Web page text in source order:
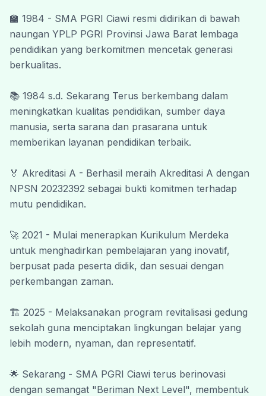
serta membentuk peserta didik yang
berakhlak mulia, mandiri, kreatif, dan siap
menghadapi tantangan masa depan.
Kami menyadari bahwa kemajuan pendidikan
kerja sama dari berbagai pihak. Oleh karena
itu, kami mengucapkan terima kasih kepada
seluruh guru, tenaga kependidikan, peserta
didik, orang tua, komite sekolah, alumni, dan
kontribusi terbaik bagi kemajuan SMA PGRI
Ciawi.
Akhir kata, semoga website ini dapat
jembatan komunikasi yang efektif antara
sekolah dan masyarakat.
Wassalamu’alaikum Warahmatullahi
#SmapiBeriman #SmapiNextLevel
🏫 1984 - SMA PGRI Ciawi resmi didirikan di bawah
naungan YPLP PGRI Provinsi Jawa Barat lembaga
pendidikan yang berkomitmen mencetak generasi
berkualitas.
📚 1984 s.d. Sekarang Terus berkembang dalam
meningkatkan kualitas pendidikan, sumber daya
manusia, serta sarana dan prasarana untuk
memberikan layanan pendidikan terbaik.
🏅 Akreditasi A - Berhasil meraih Akreditasi A dengan
NPSN 20232392 sebagai bukti komitmen terhadap
mutu pendidikan.
🚀 2021 - Mulai menerapkan Kurikulum Merdeka
untuk menghadirkan pembelajaran yang inovatif,
berpusat pada peserta didik, dan sesuai dengan
perkembangan zaman.
🏗️ 2025 - Melaksanakan program revitalisasi gedung
sekolah guna menciptakan lingkungan belajar yang
lebih modern, nyaman, dan representatif.
🌟 Sekarang - SMA PGRI Ciawi terus berinovasi
dengan semangat "Beriman Next Level", membentuk